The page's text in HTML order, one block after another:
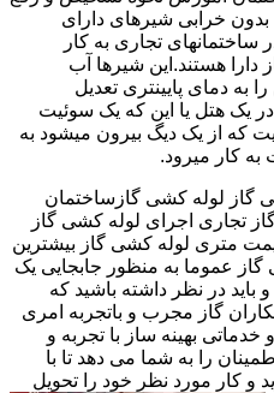
خرابی شیرهای دارای
تجاری به کار
دارا هستند.این شیرها آب
به دمای پایینتری تعدیل
یک هتل یا این که یک سوئیت
فارنهایت که از یک دیگ بیرون میشود به
گاز لوله کشی گازساختمان
تجاری اجرای لوله کشی گاز
متری لوله کشی گاز بیشترین
عموما به منظور جابجایی یک
در نظر داشته باشید که
گاز مجرب و باتجربه امری
خدماتی بهینه ساز با تجربه و
را به شما می دهد تا با
و کار مورد نظر خود را تحویل